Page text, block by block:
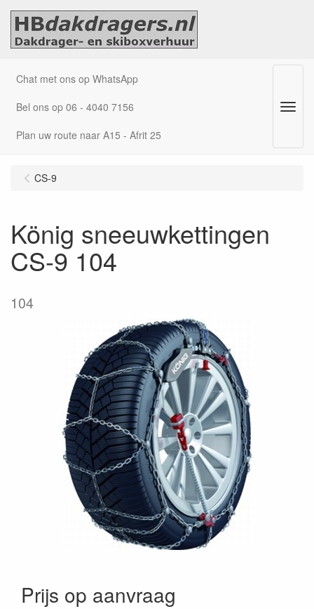
Chat met ons op WhatsApp
Bel ons op 06 - 4040 7156
Plan uw route naar A15 - Afrit 25
Menu
CS-9
König sneeuwkettingen
CS-9 104
104
Prijs op aanvraag